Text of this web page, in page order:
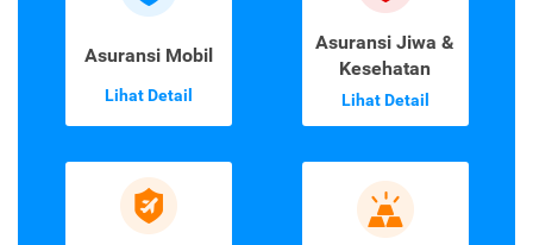
Asuransi Mobil
Lihat Detail
Asuransi Jiwa &
Kesehatan
Lihat Detail